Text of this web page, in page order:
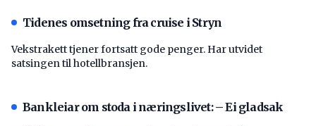
Tidenes omsetning fra cruise i Stryn
Vekstrakett tjener fortsatt gode penger. Har utvidet
satsingen til hotellbransjen.
Bankleiar om stoda i næringslivet: – Ei gladsak